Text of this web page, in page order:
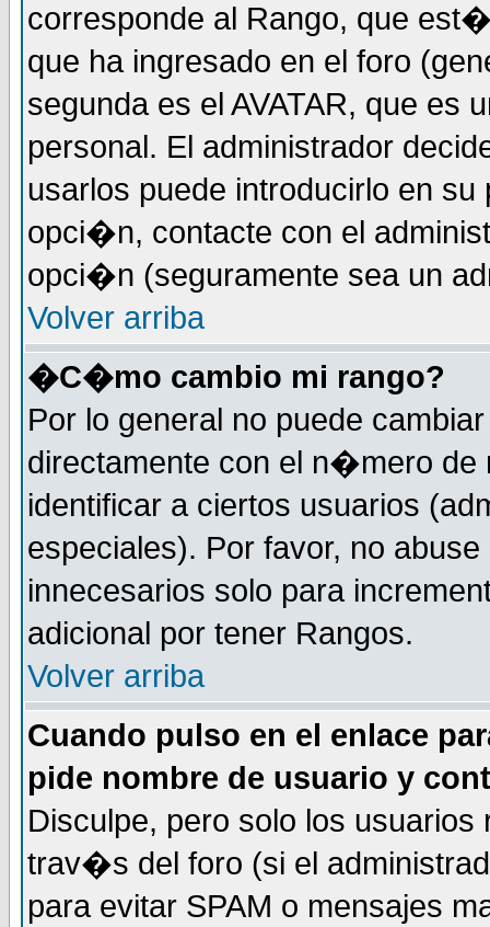
corresponde al Rango, que
que ha ingresado en el foro
segunda es el AVATAR, que
personal. El administrador
usarlos puede introducirlo en
opci�n, contacte con el
opci�n (seguramente sea un
Volver arriba
�C�mo cambio mi rango?
Por lo general no puede
directamente con el n�mero de
identificar a ciertos usuarios
especiales). Por favor, no
innecesarios solo para
adicional por tener Rangos.
Volver arriba
Cuando pulso en el enlace
pide nombre de usuario y
Disculpe, pero solo los
trav�s del foro (si el
para evitar SPAM o mensajes